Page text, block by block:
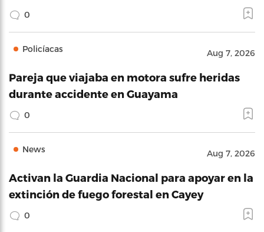
0
Policíacas Aug 7, 2026
Pareja que viajaba en motora sufre heridas
durante accidente en Guayama
0
News Aug 7, 2026
Activan la Guardia Nacional para apoyar en la
extinción de fuego forestal en Cayey
0